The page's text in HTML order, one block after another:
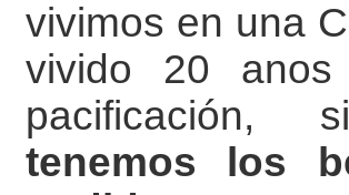
vivimos en una
vivido 20
pacificación,
tenemos los